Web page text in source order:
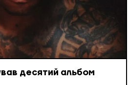
десятий альбом